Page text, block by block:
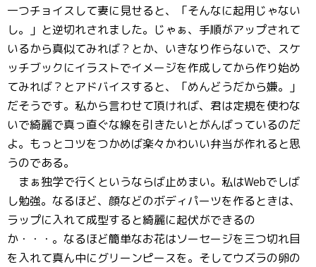
一つチョイスして妻に見せると、「そんなに起用じゃない
し。」と逆切れされました。じゃぁ、手順がアップされて
いるから真似てみれば？とか、いきなり作らないで、スケ
ッチブックにイラストでイメージを作成してから作り始め
てみれば？とアドバイスすると、「めんどうだから嫌。」
だそうです。私から言わせて頂ければ、君は定規を使わな
いで綺麗で真っ直ぐな線を引きたいとがんばっているのだ
よ。もっとコツをつかめば楽々かわいい弁当が作れると思
うのである。
まぁ独学で行くというならば止めまい。私はWebでしば
し勉強。なるほど、顔などのボディパーツを作るときは、
ラップに入れて成型すると綺麗に起伏ができるの
か・・・。なるほど簡単なお花はソーセージを三つ切れ目
を入れて真ん中にグリーンピースを。そしてウズラの卵の